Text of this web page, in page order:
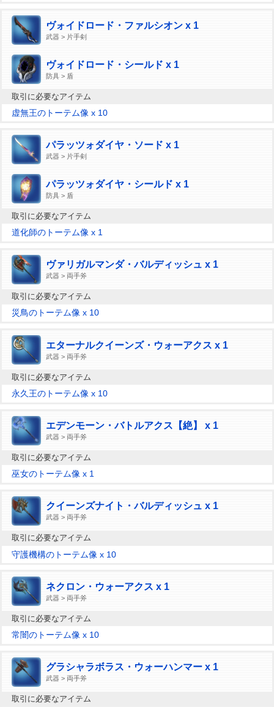
ヴォイドロード・ファルシオン x 1
武器 > 片手剣
ヴォイドロード・シールド x 1
防具 > 盾
取引に必要なアイテム
虚無王のトーテム像 x 10
パラッツォダイヤ・ソード x 1
武器 > 片手剣
パラッツォダイヤ・シールド x 1
防具 > 盾
取引に必要なアイテム
道化師のトーテム像 x 1
ヴァリガルマンダ・バルディッシュ x 1
武器 > 両手斧
取引に必要なアイテム
災鳥のトーテム像 x 10
エターナルクイーンズ・ウォーアクス x 1
武器 > 両手斧
取引に必要なアイテム
永久王のトーテム像 x 10
エデンモーン・バトルアクス【絶】 x 1
武器 > 両手斧
取引に必要なアイテム
巫女のトーテム像 x 1
クイーンズナイト・バルディッシュ x 1
武器 > 両手斧
取引に必要なアイテム
守護機構のトーテム像 x 10
ネクロン・ウォーアクス x 1
武器 > 両手斧
取引に必要なアイテム
常闇のトーテム像 x 10
グラシャラボラス・ウォーハンマー x 1
武器 > 両手斧
取引に必要なアイテム